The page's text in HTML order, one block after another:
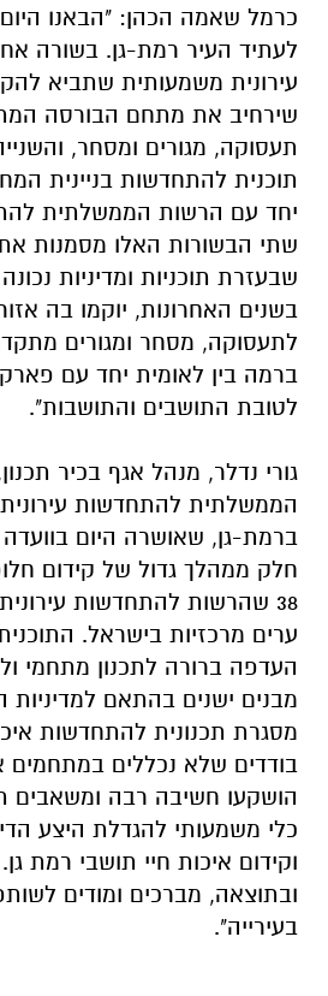
כרמל שאמה הכהן: "הבאנו
לעתיד העיר רמת-גן. בשורה
עירונית משמעותית שתביא
שירחיב את מתחם הבורסה
תעסוקה, מגורים ומסחר,
יחד עם הרשות הממשלתית
שתי הבשורות האלו מסמנות
שבעזרת תוכניות ומדיניות
בשנים האחרונות, יוקמו בה
לתעסוקה, מסחר ומגורים
ברמה בין לאומית יחד עם
לטובת התושבים והתושבות".
גורי נדלר, מנהל אגף בכיר
הממשלתית להתחדשות
ברמת-גן, שאושרה היום
חלק ממהלך גדול של קידום
ערים מרכזיות בישראל.
העדפה ברורה לתכנון מתחמי
מבנים ישנים בהתאם למדיניות
מסגרת תכנונית להתחדשות
בודדים שלא נכללים במתחמים
הושקעו חשיבה רבה ומשאבים
כלי משמעותי להגדלת היצע
וקידום איכות חיי תושבי רמת
ובתוצאה, מברכים ומודים
בעירייה".